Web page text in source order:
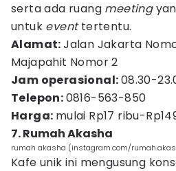
serta ada ruang meeting
untuk eventtertentu.
Alamat:Jalan Jakarta
Majapahit Nomor 2
Jam operasional:08.30-
Telepon:0816-563-850
Harga: mulai Rp17 ribu-
7. Rumah Akasha
rumah akasha (instagram.com/
Kafe unik ini mengusung